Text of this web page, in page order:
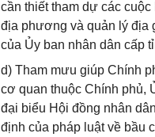
cần thiết tham dự các
địa phương và quản lý địa
của Ủy ban nhân dân cấp
d) Tham mưu giúp Chính
cơ quan thuộc Chính phủ,
đại biểu Hội đồng nhân
định của pháp luật về bầu